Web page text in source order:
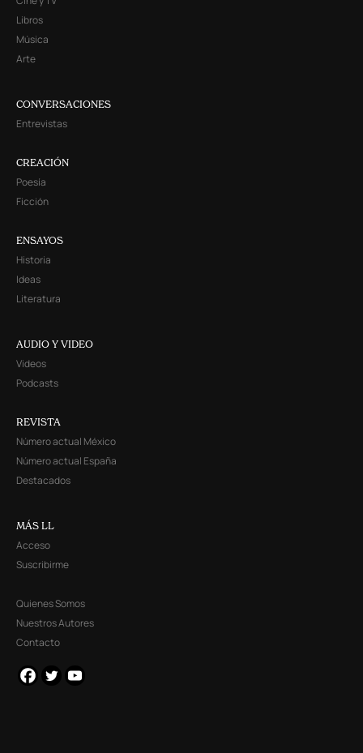
Libros
Música
Arte
CONVERSACIONES
Entrevistas
CREACIÓN
Poesía
Ficción
ENSAYOS
Historia
Ideas
Literatura
AUDIO Y VIDEO
Videos
Podcasts
REVISTA
Número actual México
Número actual España
Destacados
MÁS LL
Acceso
Suscribirme
Quienes Somos
Nuestros Autores
Contacto